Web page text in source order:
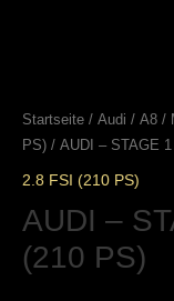
Startseite / Audi / A8 /
PS) / AUDI – STAGE
2.8 FSI (210 PS)
AUDI –
(210 PS)